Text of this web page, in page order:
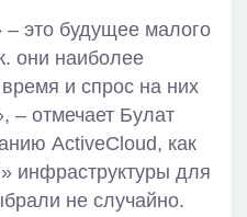
это будущее малого
они наиболее
и спрос на них
– отмечает Булат
ActiveCloud, как
инфраструктуры для
не случайно.